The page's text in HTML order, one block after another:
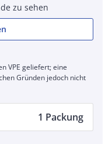
zu sehen
VPE geliefert; eine
Gründen jedoch nicht
1 Packung